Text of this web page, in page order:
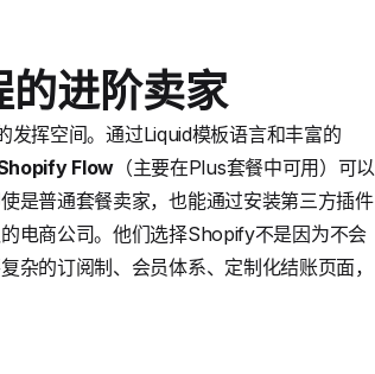
进阶卖家
挥空间。通过Liquid模板语言和丰富的
Flow（主要在Plus套餐中可用）可以
是普通套餐卖家，也能通过安装第三方插件
电商公司。他们选择Shopify不是因为不会
的订阅制、会员体系、定制化结账页面，